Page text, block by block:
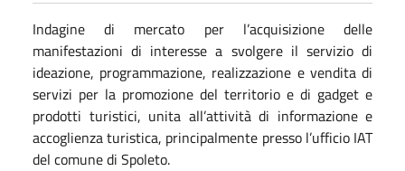
Indagine di mercato per l’acquisizione delle
manifestazioni di interesse a svolgere il servizio di
ideazione, programmazione, realizzazione e vendita di
servizi per la promozione del territorio e di gadget e
prodotti turistici, unita all’attività di informazione e
accoglienza turistica, principalmente presso l’ufficio IAT
del comune di Spoleto.